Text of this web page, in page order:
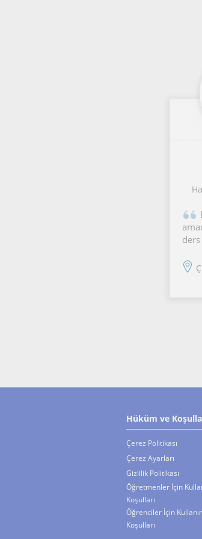
ders
Hüküm ve
Çerez Politikası
Çerez Ayarları
Gizlilik Politikası
Öğretmenler İçin
Koşulları
Öğrenciler İçin
Koşulları